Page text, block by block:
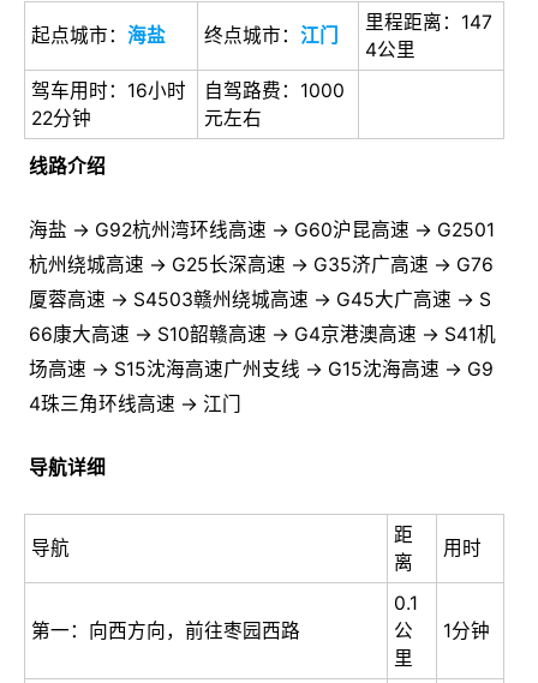
起点城市： 海盐 终点城市： 江门
里程距离：147
4公里
驾车用时：16小时
22分钟
自驾路费：1000
元左右
线路介绍
海盐 → G92杭州湾环线高速 → G60沪昆高速 → G2501
杭州绕城高速 → G25长深高速 → G35济广高速 → G76
厦蓉高速 → S4503赣州绕城高速 → G45大广高速 → S
66康大高速 → S10韶赣高速 → G4京港澳高速 → S41机
场高速 → S15沈海高速广州支线 → G15沈海高速 → G9
4珠三角环线高速 → 江门
导航详细
导航
距
离
用时
第一：向西方向，前往枣园西路
0.1
公
里
1分钟